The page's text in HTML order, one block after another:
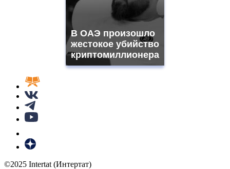
В ОАЭ произошло
жестокое убийство
криптомиллионера
©2025 Intertat (Интертат)